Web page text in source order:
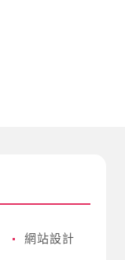
網站設計